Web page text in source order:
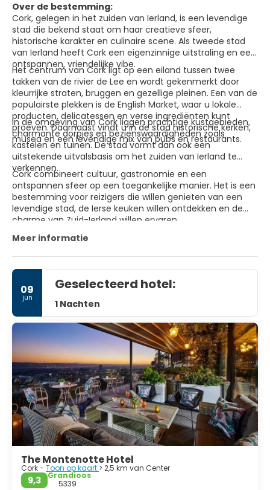
Over de bestemming:
Cork, gelegen in het zuiden van Ierland, is een levendige
stad die bekend staat om haar creatieve sfeer,
historische karakter en culinaire scene. Als tweede stad
van Ierland heeft Cork een eigenzinnige uitstraling en een
ontspannen, vriendelijke vibe.
Het centrum van Cork ligt op een eiland tussen twee
takken van de rivier de Lee en wordt gekenmerkt door
kleurrijke straten, bruggen en gezellige pleinen. Een van de
populairste plekken is de English Market, waar u lokale
producten, delicatessen en verse ingrediënten kunt
proeven. Daarnaast vindt u in de stad historische kerken,
musea en een levendige mix van pubs en restaurants.
In de omgeving van Cork liggen prachtige kustgebieden,
charmante dorpjes en bezienswaardigheden zoals
kastelen en tuinen. De stad vormt dan ook een
uitstekende uitvalsbasis om het zuiden van Ierland te
verkennen.
Cork combineert cultuur, gastronomie en een
ontspannen sfeer op een toegankelijke manier. Het is een
bestemming voor reizigers die willen genieten van een
levendige stad, de Ierse keuken willen ontdekken en de
charme van Zuid-Ierland willen ervaren.
Meer informatie
09
jun
Geselecteerd hotel:
1 Nachten
The Montenotte Hotel
Cork - Toon op kaart > 2,5 km van Center
9,3
Grandioos
5339